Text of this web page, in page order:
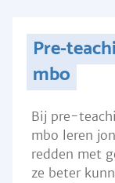
Pre-
mbo
Bij pre-
mbo leren
redden met
ze beter